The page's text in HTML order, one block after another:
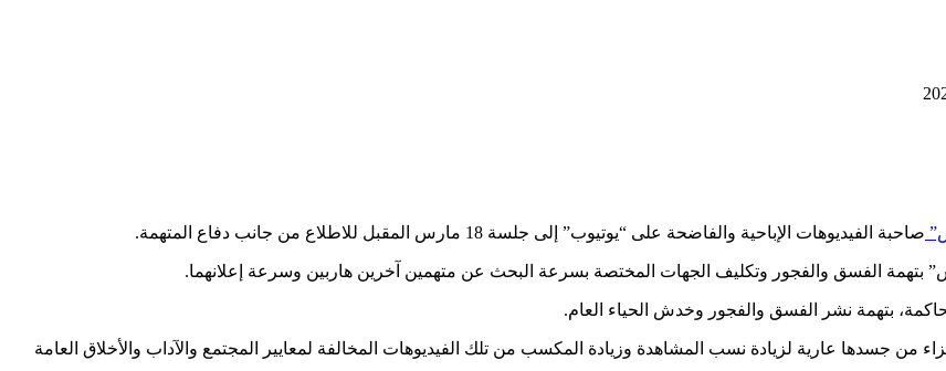
صاحبة الفيديوهات الإباحية والفاضحة على “يوتيوب” إلى جلسة 18 مارس المقبل للاطلاع من جانب دفاع المتهمة.
بتهمة الفسق والفجور وتكليف الجهات المختصة بسرعة البحث عن متهمين آخرين هاربين وسرعة إعلانهما.
بتهمة نشر الفسق والفجور وخدش الحياء العام.
من جسدها عارية لزيادة نسب المشاهدة وزيادة المكسب من تلك الفيديوهات المخالفة لمعايير المجتمع والآداب والأخلاق العامة